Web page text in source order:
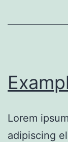
Lorem
adipiscing